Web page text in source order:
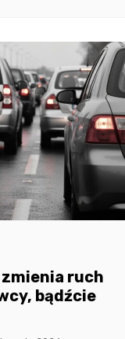
zmienia ruch
bądźcie